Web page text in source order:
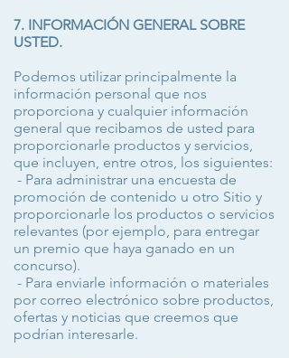
7. INFORMACIÓN GENERAL SOBRE
USTED.
Podemos utilizar principalmente la
información personal que nos
proporciona y cualquier información
general que recibamos de usted para
proporcionarle productos y servicios,
que incluyen, entre otros, los siguientes:
- Para administrar una encuesta de
promoción de contenido u otro Sitio y
proporcionarle los productos o servicios
relevantes (por ejemplo, para entregar
un premio que haya ganado en un
concurso).
- Para enviarle información o materiales
por correo electrónico sobre productos,
ofertas y noticias que creemos que
podrían interesarle.